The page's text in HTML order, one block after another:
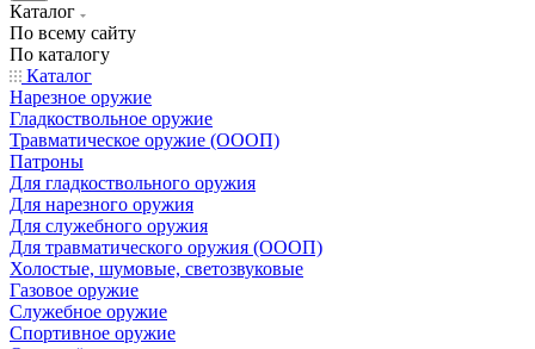
Каталог
По всему сайту
По каталогу
Каталог
Нарезное оружие
Гладкоствольное оружие
Травматическое оружие (ОООП)
Патроны
Для гладкоствольного оружия
Для нарезного оружия
Для служебного оружия
Для травматического оружия (ОООП)
Холостые, шумовые, светозвуковые
Газовое оружие
Служебное оружие
Спортивное оружие